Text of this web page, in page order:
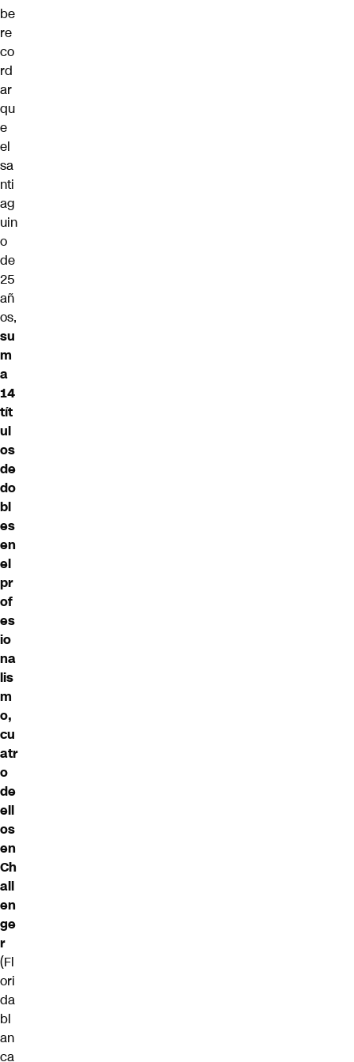
be
re
co
rd
ar
qu
e
el
sa
nti
ag
uin
o
de
25
añ
os,
su
m
a
14
tít
ul
os
de
do
bl
es
en
el
pr
of
es
io
na
lis
m
o,
cu
atr
o
de
ell
os
en
Ch
all
en
ge
r
(Fl
ori
da
bl
an
ca